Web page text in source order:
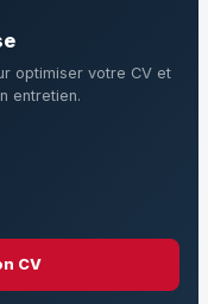
optimiser votre CV et
entretien.
CV